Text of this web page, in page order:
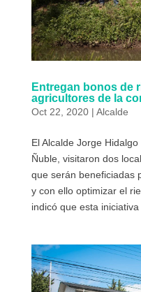
Entregan bonos de
agricultores de la
Oct 22, 2020| Alcalde
El Alcalde Jorge
Ñuble, visitaron dos
que serán beneficiadas
y con ello optimizar el
indicó que esta iniciativa